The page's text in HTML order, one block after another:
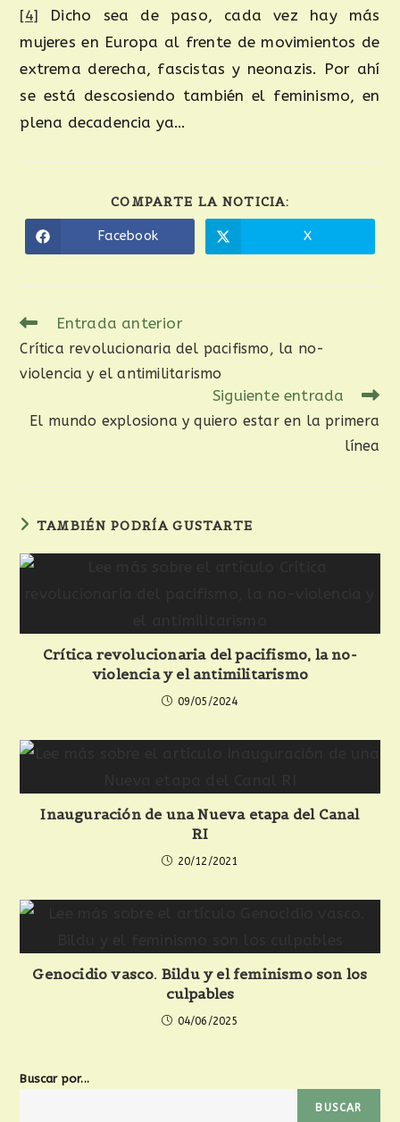
[4] Dicho sea de paso, cada vez hay más
mujeres en Europa al frente de movimientos de
extrema derecha, fascistas y neonazis. Por ahí
se está descosiendo también el feminismo, en
plena decadencia ya…
COMPARTE LA NOTICIA:
Facebook X
Entrada anterior
Crítica revolucionaria del pacifismo, la no-
violencia y el antimilitarismo
Siguiente entrada
El mundo explosiona y quiero estar en la primera
línea
TAMBIÉN PODRÍA GUSTARTE
Crítica revolucionaria del pacifismo, la no-
violencia y el antimilitarismo
09/05/2024
Inauguración de una Nueva etapa del Canal
RI
20/12/2021
Genocidio vasco. Bildu y el feminismo son los
culpables
04/06/2025
Buscar por...
BUSCAR